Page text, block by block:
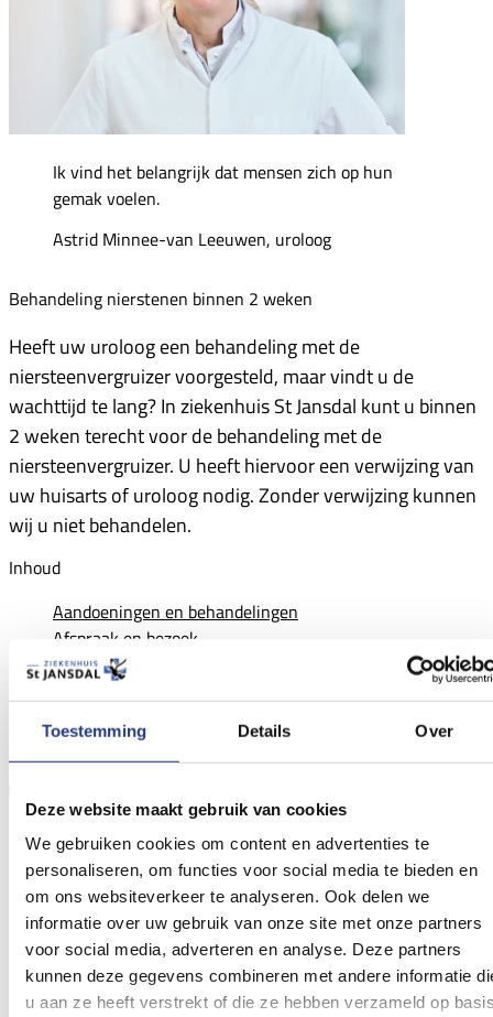
Toestemming Details Over
Deze website maakt gebruik van cookies
We gebruiken cookies om content en advertenties te
personaliseren, om functies voor social media te bieden en
om ons websiteverkeer te analyseren. Ook delen we
informatie over uw gebruik van onze site met onze partners
voor social media, adverteren en analyse. Deze partners
kunnen deze gegevens combineren met andere informatie
u aan ze heeft verstrekt of die ze hebben verzameld op
Ik vind het belangrijk dat mensen zich op hun
gemak voelen.
Astrid Minnee-van Leeuwen, uroloog
Behandeling nierstenen binnen 2 weken
Heeft uw uroloog een behandeling met de
niersteenvergruizer voorgesteld, maar vindt u de
wachttijd te lang? In ziekenhuis St Jansdal kunt u binnen
2 wekenterecht voor de behandeling met de
niersteenvergruizer. U heeft hiervoor een verwijzing van
uw huisarts of uroloog nodig. Zonder verwijzing kunnen
wij u niet behandelen.
Inhoud
Aandoeningen en behandelingen
Afspraak en bezoek
Het team
Aandoeningen en behandelingen